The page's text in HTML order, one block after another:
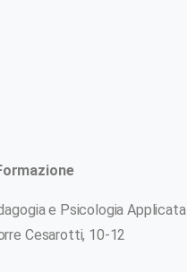
e Psicologia Applicata
Cesarotti, 10-12